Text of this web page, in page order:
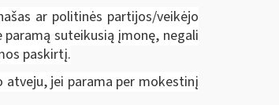
ar politinės partijos/veikėjo
suteikusią įmonę, negali
paskirtį.
jei parama per mokestinį